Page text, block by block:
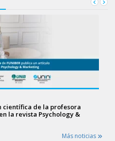
científica de la profesora
la revista Psychology &
Más noticias